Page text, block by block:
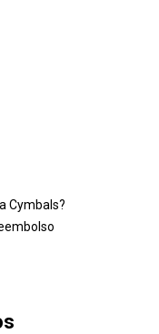
Cymbals?